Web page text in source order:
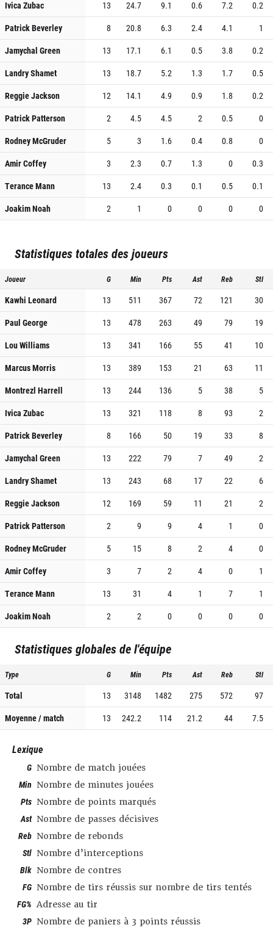
Ivica Zubac
13 24.7 9.1 0.6 7.2
0.2
Patrick Beverley
8 20.8 6.3 2.4 4.1
1
Jamychal Green
13 17.1 6.1 0.5 3.8
0.2
Landry Shamet
13 18.7 5.2 1.3 1.7
0.5
Reggie Jackson
12 14.1 4.9 0.9 1.8
0.2
Patrick Patterson
2 4.5 4.5 2 0.5
0
Rodney McGruder
5 3 1.6 0.4 0.8
0
Amir Coffey
3 2.3 0.7 1.3 0
0.3
Terance Mann
13 2.4 0.3 0.1 0.5
0.1
Joakim Noah
2 1 0 0 0 0
Statistiques totales des joueurs
Joueur G Min Pts Ast Reb Stl
Kawhi Leonard 13 511 367 72 121
30
Paul George
13 478 263 49 79
19
Lou Williams
13 341 166 55 41
10
Marcus Morris
13 389 153 21 63
11
Montrezl Harrell
13 244 136 5 38
5
Ivica Zubac
13 321 118 8 93
2
Patrick Beverley
8 166 50 19 33
8
Jamychal Green
13 222 79 7 49
2
Landry Shamet
13 243 68 17 22
6
Reggie Jackson
12 169 59 11 21
2
Patrick Patterson
2 9 9 4 1
0
Rodney McGruder
5 15 8 2 4
0
Amir Coffey
3 7 2 4 0
1
Terance Mann
13 31 4 1 7
1
Joakim Noah
2 2 0 0 0 0
Statistiques globales de l'équipe
Type G Min Pts Ast Reb Stl
Total 13 3148 1482 275 572
97
Moyenne / match
13 242.2 114 21.2 44 7.5
Lexique
G Nombre de match jouées
Min Nombre de minutes jouées
Pts Nombre de points marqués
Ast Nombre de passes décisives
Reb Nombre de rebonds
Stl Nombre d’interceptions
Blk Nombre de contres
FG Nombre de tirs réussis sur nombre de tirs tentés
FG% Adresse au tir
3P Nombre de paniers à 3 points réussis